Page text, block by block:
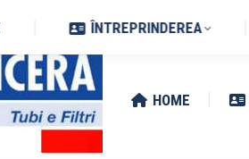
HOME
ÎNTREPRINDEREA